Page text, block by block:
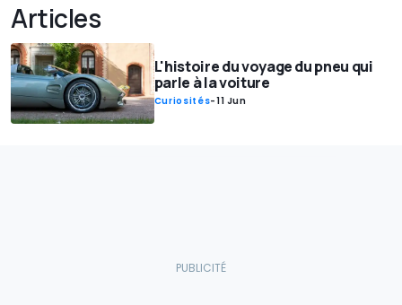
Articles
L'histoire du voyage du pneu qui
parle à la voiture
Curiosités-11 Jun